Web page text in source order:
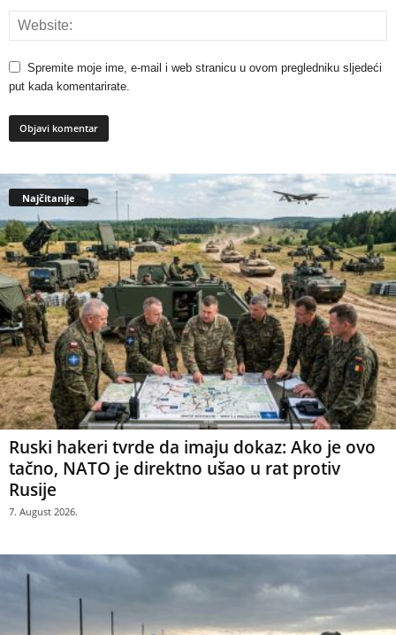
Spremite moje ime, e-mail i web stranicu u ovom pregledniku sljedeći
put kada komentarirate.
Najčitanije
Ruski hakeri tvrde da imaju dokaz: Ako je ovo
tačno, NATO je direktno ušao u rat protiv
Rusije
7. August 2026.